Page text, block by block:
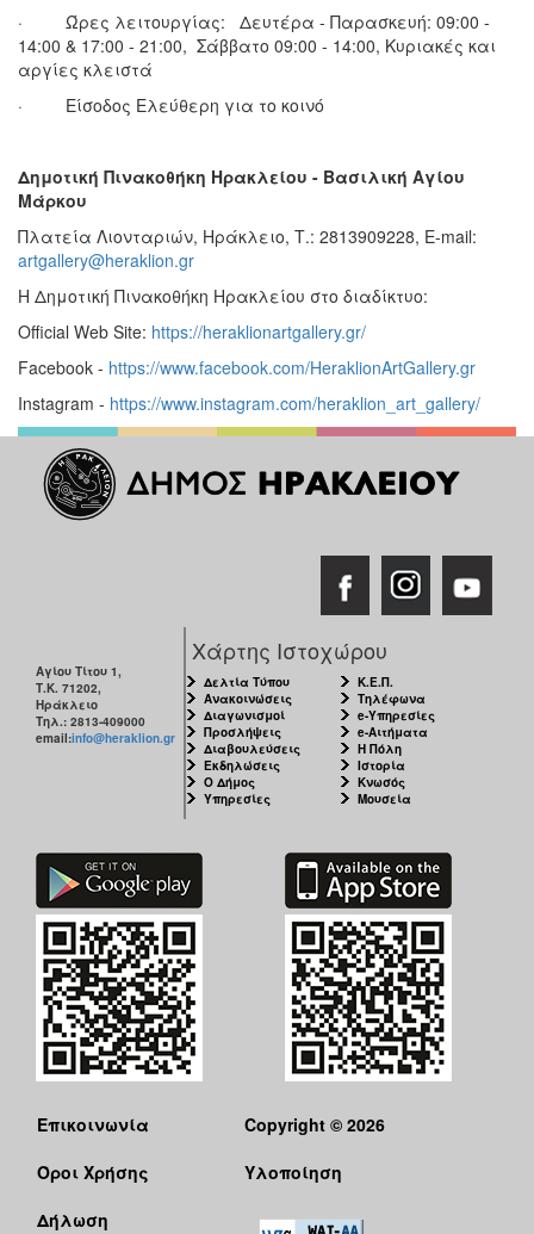
· Ώρες λειτουργίας: Δευτέρα - Παρασκευή: 09:00 -
14:00 & 17:00 - 21:00, Σάββατο 09:00 - 14:00, Κυριακές και
αργίες κλειστά
· Είσοδος Ελεύθερη για το κοινό
Δημοτική Πινακοθήκη Ηρακλείου - Βασιλική Αγίου
Μάρκου
Πλατεία Λιονταριών, Ηράκλειο, Τ.: 2813909228, E-mail:
artgallery@heraklion.gr
Η Δημοτική Πινακοθήκη Ηρακλείου στο διαδίκτυο:
Official Web Site: https://heraklionartgallery.gr/
Facebook - https://www.facebook.com/HeraklionArtGallery.gr
Instagram - https://www.instagram.com/heraklion_art_gallery/
Αγίου Τίτου 1,
Τ.Κ. 71202,
Ηράκλειο
Τηλ.: 2813-409000
email:info@heraklion.gr
Χάρτης Ιστοχώρου
Δελτία Τύπου
Ανακοινώσεις
Διαγωνισμοί
Προσλήψεις
Διαβουλεύσεις
Εκδηλώσεις
Ο Δήμος
Υπηρεσίες
Κ.Ε.Π.
Τηλέφωνα
e-Υπηρεσίες
e-Αιτήματα
Η Πόλη
Ιστορία
Κνωσός
Μουσεία
Επικοινωνία
Όροι Χρήσης
Δήλωση
Copyright © 2026
Υλοποίηση